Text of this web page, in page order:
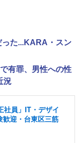
った...KARA・スン
有罪、男性への性
況
社員」IT・デザイ
歓迎・台東区三筋